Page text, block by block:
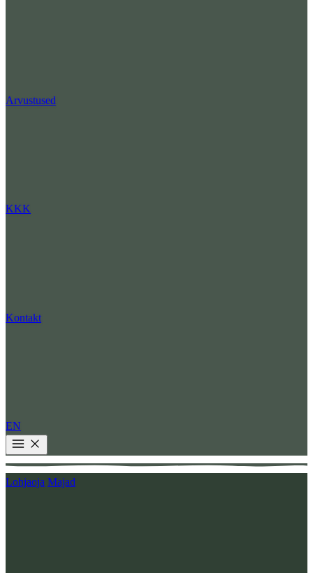
Arvustused
KKK
Kontakt
EN
Lohjaoja Majad